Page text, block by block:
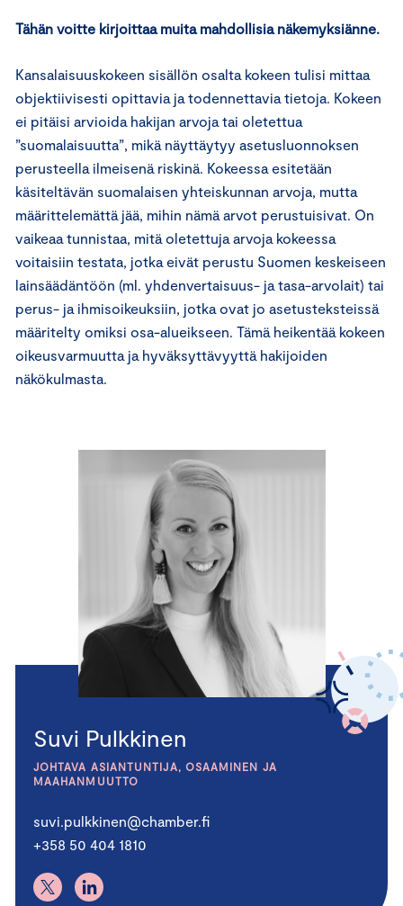
Tähän voitte kirjoittaa muita mahdollisia näkemyksiänne.
Kansalaisuuskokeen sisällön osalta kokeen tulisi mittaa
objektiivisesti opittavia ja todennettavia tietoja. Kokeen
ei pitäisi arvioida hakijan arvoja tai oletettua
”suomalaisuutta”, mikä näyttäytyy asetusluonnoksen
perusteella ilmeisenä riskinä. Kokeessa esitetään
käsiteltävän suomalaisen yhteiskunnan arvoja, mutta
määrittelemättä jää, mihin nämä arvot perustuisivat. On
vaikeaa tunnistaa, mitä oletettuja arvoja kokeessa
voitaisiin testata, jotka eivät perustu Suomen keskeiseen
lainsäädäntöön (ml. yhdenvertaisuus- ja tasa-arvolait) tai
perus- ja ihmisoikeuksiin, jotka ovat jo asetusteksteissä
määritelty omiksi osa-alueikseen. Tämä heikentää kokeen
oikeusvarmuutta ja hyväksyttävyyttä hakijoiden
näkökulmasta.
Suvi Pulkkinen
JOHTAVA ASIANTUNTIJA, OSAAMINEN JA
MAAHANMUUTTO
suvi.pulkkinen@chamber.fi
+358 50 404 1810